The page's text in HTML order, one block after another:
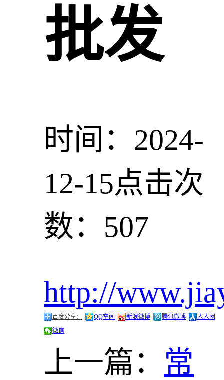
批发
时间：2024-
12-15点击次
数：507
http://
百度分享： QQ空间 新浪微博 腾讯微博
人人网
微信
上一篇： 常